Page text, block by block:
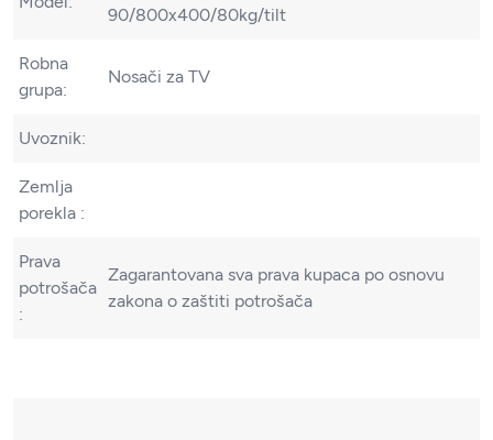
90/800x400/80kg/tilt
Robna
grupa:
Nosači za TV
Uvoznik:
Zemlja
porekla :
Prava
potrošača
:
Zagarantovana sva prava kupaca po osnovu
zakona o zaštiti potrošača